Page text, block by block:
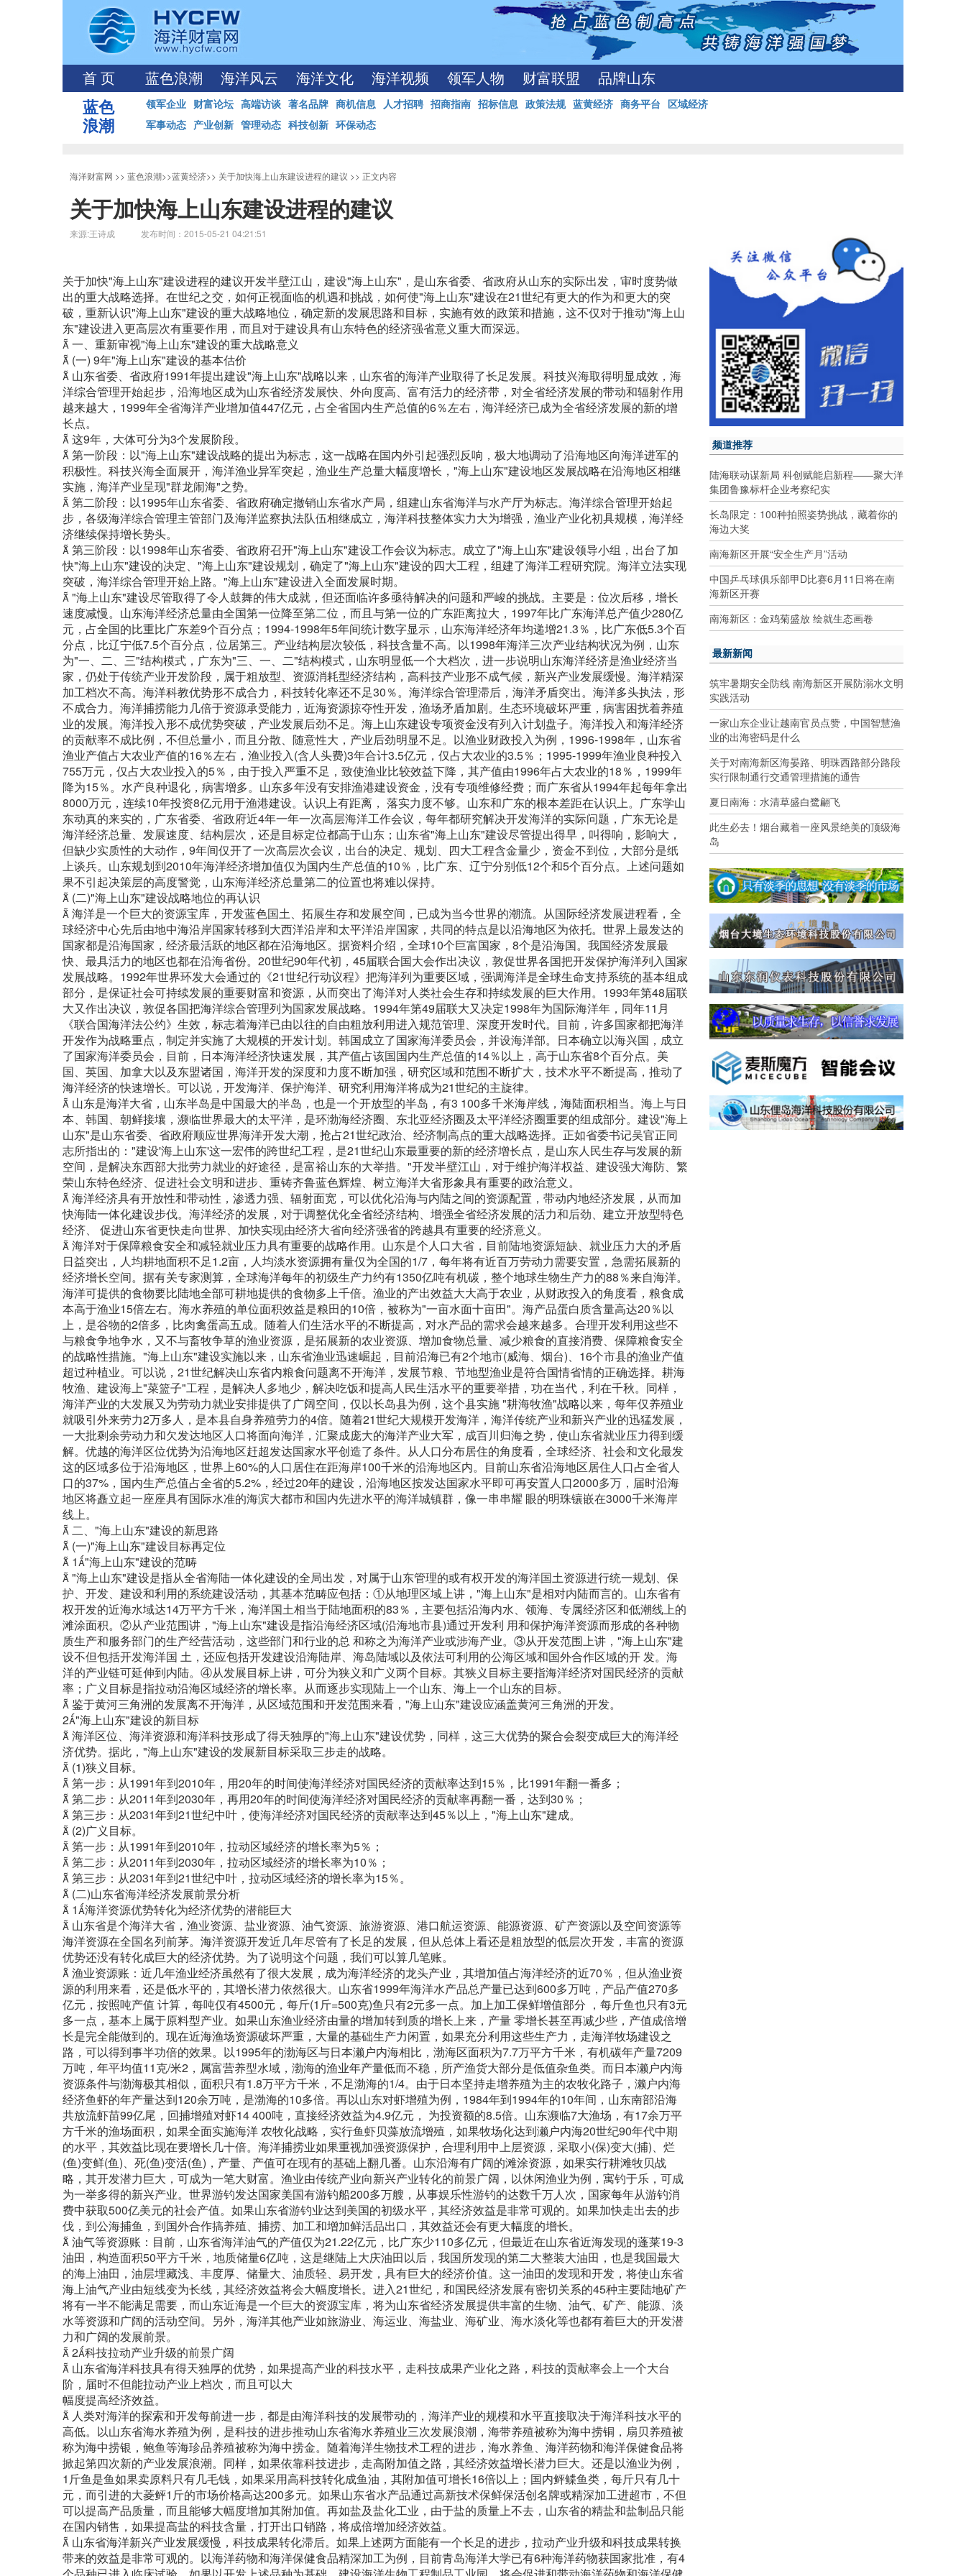
首 页 蓝色浪潮 海洋风云 海洋文化 海洋视频 领军人物 财富联盟 品牌山东
蓝色
浪潮
领军企业 财富论坛 高端访谈 著名品牌 商机信息 人才招聘 招商指南 招标信息 政策法规 蓝黄经济 商务平台 区域经济
军事动态 产业创新 管理动态 科技创新 环保动态
海洋财富网 >> 蓝色浪潮>>蓝黄经济>> 关于加快海上山东建设进程的建议 >> 正文内容
关于加快海上山东建设进程的建议
来源:王诗成 发布时间：2015-05-21 04:21:51
关于加快"海上山东"建设进程的建议开发半壁江山，建设"海上山东"，是山东省委、省政府从山东的实际出发，审时度势做
出的重大战略选择。在世纪之交，如何正视面临的机遇和挑战，如何使"海上山东"建设在21世纪有更大的作为和更大的突
破，重新认识"海上山东"建设的重大战略地位，确定新的发展思路和目标，实施有效的政策和措施，这不仅对于推动"海上山
东"建设进入更高层次有重要作用，而且对于建设具有山东特色的经济强省意义重大而深远。
 一、重新审视"海上山东"建设的重大战略意义
 (一) 9年"海上山东"建设的基本估价
 山东省委、省政府1991年提出建设"海上山东"战略以来，山东省的海洋产业取得了长足发展。科技兴海取得明显成效，海
洋综合管理开始起步，沿海地区成为山东省经济发展快、外向度高、富有活力的经济带，对全省经济发展的带动和辐射作用
越来越大，1999年全省海洋产业增加值447亿元，占全省国内生产总值的6％左右，海洋经济已成为全省经济发展的新的增
长点。
 这9年，大体可分为3个发展阶段。
 第一阶段：以"海上山东"建设战略的提出为标志，这一战略在国内外引起强烈反响，极大地调动了沿海地区向海洋进军的
积极性。科技兴海全面展开，海洋渔业异军突起，渔业生产总量大幅度增长，"海上山东"建设地区发展战略在沿海地区相继
实施，海洋产业呈现"群龙闹海"之势。
 第二阶段：以1995年山东省委、省政府确定撤销山东省水产局，组建山东省海洋与水产厅为标志。海洋综合管理开始起
步，各级海洋综合管理主管部门及海洋监察执法队伍相继成立，海洋科技整体实力大为增强，渔业产业化初具规模，海洋经
济继续保持增长势头。
 第三阶段：以1998年山东省委、省政府召开"海上山东"建设工作会议为标志。成立了"海上山东"建设领导小组，出台了加
快"海上山东"建设的决定、"海上山东"建设规划，确定了"海上山东"建设的四大工程，组建了海洋工程研究院。海洋立法实现
突破，海洋综合管理开始上路。"海上山东"建设进入全面发展时期。
 "海上山东"建设尽管取得了令人鼓舞的伟大成就，但还面临许多亟待解决的问题和严峻的挑战。主要是：位次后移，增长
速度减慢。山东海洋经济总量由全国第一位降至第二位，而且与第一位的广东距离拉大，1997年比广东海洋总产值少280亿
元，占全国的比重比广东差9个百分点；1994-1998年5年间统计数字显示，山东海洋经济年均递增21.3％，比广东低5.3个百
分点，比辽宁低7.5个百分点，位居第三。产业结构层次较低，科技含量不高。以1998年海洋三次产业结构状况为例，山东
为"一、二、三"结构模式，广东为"三、一、二"结构模式，山东明显低一个大档次，进一步说明山东海洋经济是渔业经济当
家，仍处于传统产业开发阶段，属于粗放型、资源消耗型经济结构，高科技产业形不成气候，新兴产业发展缓慢。海洋精深
加工档次不高。海洋科教优势形不成合力，科技转化率还不足30％。海洋综合管理滞后，海洋矛盾突出。海洋多头执法，形
不成合力。海洋捕捞能力几倍于资源承受能力，近海资源掠夺性开发，渔场矛盾加剧。生态环境破坏严重，病害困扰着养殖
业的发展。海洋投入形不成优势突破，产业发展后劲不足。海上山东建设专项资金没有列入计划盘子。海洋投入和海洋经济
的贡献率不成比例，不但总量小，而且分散、随意性大，产业后劲明显不足。以渔业财政投入为例，1996-1998年，山东省
渔业产值占大农业产值的16％左右，渔业投入(含人头费)3年合计3.5亿元，仅占大农业的3.5％；1995-1999年渔业良种投入
755万元，仅占大农业投入的5％，由于投入严重不足，致使渔业比较效益下降，其产值由1996年占大农业的18％，1999年
降为15％。水产良种退化，病害增多。山东多年没有安排渔港建设资金，没有专项维修经费；而广东省从1994年起每年拿出
8000万元，连续10年投资8亿元用于渔港建设。认识上有距离， 落实力度不够。山东和广东的根本差距在认识上。广东学山
东动真的来实的，广东省委、省政府近4年一年一次高层海洋工作会议，每年都研究解决开发海洋的实际问题，广东无论是
海洋经济总量、发展速度、结构层次，还是目标定位都高于山东；山东省"海上山东"建设尽管提出得早，叫得响，影响大，
但缺少实质性的大动作，9年间仅开了一次高层次会议，出台的决定、规划、四大工程含金量少，资金不到位，大部分是纸
上谈兵。山东规划到2010年海洋经济增加值仅为国内生产总值的10％，比广东、辽宁分别低12个和5个百分点。上述问题如
果不引起决策层的高度警觉，山东海洋经济总量第二的位置也将难以保持。
 (二)"海上山东"建设战略地位的再认识
 海洋是一个巨大的资源宝库，开发蓝色国土、拓展生存和发展空间，已成为当今世界的潮流。从国际经济发展进程看，全
球经济中心先后由地中海沿岸国家转移到大西洋沿岸和太平洋沿岸国家，共同的特点是以沿海地区为依托。世界上最发达的
国家都是沿海国家，经济最活跃的地区都在沿海地区。据资料介绍，全球10个巨富国家，8个是沿海国。我国经济发展最
快、最具活力的地区也都在沿海省份。20世纪90年代初，45届联合国大会作出决议，敦促世界各国把开发保护海洋列入国家
发展战略。1992年世界环发大会通过的《21世纪行动议程》把海洋列为重要区域，强调海洋是全球生命支持系统的基本组成
部分，是保证社会可持续发展的重要财富和资源，从而突出了海洋对人类社会生存和持续发展的巨大作用。1993年第48届联
大又作出决议，敦促各国把海洋综合管理列为国家发展战略。1994年第49届联大又决定1998年为国际海洋年，同年11月
《联合国海洋法公约》生效，标志着海洋已由以往的自由粗放利用进入规范管理、深度开发时代。目前，许多国家都把海洋
开发作为战略重点，制定并实施了大规模的开发计划。韩国成立了国家海洋委员会，并设海洋部。日本确立以海兴国，成立
了国家海洋委员会，目前，日本海洋经济快速发展，其产值占该国国内生产总值的14％以上，高于山东省8个百分点。美
国、英国、加拿大以及东盟诸国，海洋开发的深度和力度不断加强，研究区域和范围不断扩大，技术水平不断提高，推动了
海洋经济的快速增长。可以说，开发海洋、保护海洋、研究利用海洋将成为21世纪的主旋律。
 山东是海洋大省，山东半岛是中国最大的半岛，也是一个开放型的半岛，有3 100多千米海岸线，海陆面积相当。海上与日
本、韩国、朝鲜接壤，濒临世界最大的太平洋，是环渤海经济圈、东北亚经济圈及太平洋经济圈重要的组成部分。建设"海上
山东"是山东省委、省政府顺应世界海洋开发大潮，抢占21世纪政治、经济制高点的重大战略选择。正如省委书记吴官正同
志所指出的："建设'海上山东'这一宏伟的跨世纪工程，是21世纪山东最重要的新的经济增长点，是山东人民生存与发展的新
空间，是解决东西部大批劳力就业的好途径，是富裕山东的大举措。"开发半壁江山，对于维护海洋权益、建设强大海防、繁
荣山东特色经济、促进社会文明和进步、重铸齐鲁蓝色辉煌、树立海洋大省形象具有重要的政治意义。
 海洋经济具有开放性和带动性，渗透力强、辐射面宽，可以优化沿海与内陆之间的资源配置，带动内地经济发展，从而加
快海陆一体化建设步伐。海洋经济的发展，对于调整优化全省经济结构、增强全省经济发展的活力和后劲、建立开放型特色
经济、 促进山东省更快走向世界、加快实现由经济大省向经济强省的跨越具有重要的经济意义。
 海洋对于保障粮食安全和减轻就业压力具有重要的战略作用。山东是个人口大省，目前陆地资源短缺、就业压力大的矛盾
日益突出，人均耕地面积不足1.2亩，人均淡水资源拥有量仅为全国的1/7，每年将有近百万劳动力需要安置，急需拓展新的
经济增长空间。据有关专家测算，全球海洋每年的初级生产力约有1350亿吨有机碳，整个地球生物生产力的88％来自海洋。
海洋可提供的食物要比陆地全部可耕地提供的食物多上千倍。渔业的产出效益大大高于农业，从财政投入的角度看，粮食成
本高于渔业15倍左右。海水养殖的单位面积效益是粮田的10倍，被称为"一亩水面十亩田"。海产品蛋白质含量高达20％以
上，是谷物的2倍多，比肉禽蛋高五成。随着人们生活水平的不断提高，对水产品的需求会越来越多。合理开发利用这些不
与粮食争地争水，又不与畜牧争草的渔业资源，是拓展新的农业资源、增加食物总量、减少粮食的直接消费、保障粮食安全
的战略性措施。"海上山东"建设实施以来，山东省渔业迅速崛起，目前沿海已有2个地市(威海、烟台)、16个市县的渔业产值
超过种植业。可以说，21世纪解决山东省内粮食问题离不开海洋，发展节粮、节地型渔业是符合国情省情的正确选择。耕海
牧渔、建设海上"菜篮子"工程，是解决人多地少，解决吃饭和提高人民生活水平的重要举措，功在当代，利在千秋。同样，
海洋产业的大发展又为劳动力就业安排提供了广阔空间，仅以长岛县为例，这个县实施 "耕海牧渔"战略以来，每年仅养殖业
就吸引外来劳力2万多人，是本县自身养殖劳力的4倍。随着21世纪大规模开发海洋，海洋传统产业和新兴产业的迅猛发展，
一大批剩余劳动力和欠发达地区人口将面向海洋，汇聚成庞大的海洋产业大军，成百川归海之势，使山东省就业压力得到缓
解。优越的海洋区位优势为沿海地区赶超发达国家水平创造了条件。从人口分布居住的角度看，全球经济、社会和文化最发
这的区域多位于沿海地区，世界上60%的人口居住在距海岸100千米的沿海地区内。目前山东省沿海地区居住人口占全省人
口的37%，国内生产总值占全省的5.2%，经过20年的建设，沿海地区按发达国家水平即可再安置人口2000多万，届时沿海
地区将矗立起一座座具有国际水准的海滨大都市和国内先进水平的海洋城镇群，像一串串耀 眼的明珠镶嵌在3000千米海岸
线上。
 二、"海上山东"建设的新思路
 (一)"海上山东"建设目标再定位
 1"海上山东"建设的范畴
 "海上山东"建设是指从全省海陆一体化建设的全局出发，对属于山东管理的或有权开发的海洋国土资源进行统一规划、保
护、开发、建设和利用的系统建设活动，其基本范畴应包括：①从地理区域上讲，"海上山东"是相对内陆而言的。山东省有
权开发的近海水域达14万平方千米，海洋国土相当于陆地面积的83％，主要包括沿海内水、领海、专属经济区和低潮线上的
滩涂面积。②从产业范围讲，"海上山东"建设是指沿海经济区域(沿海地市县)通过开发利 用和保护海洋资源而形成的各种物
质生产和服务部门的生产经营活动，这些部门和行业的总 和称之为海洋产业或涉海产业。③从开发范围上讲，"海上山东"建
设不但包括开发海洋国 土，还应包括开发建设沿海陆岸、海岛陆域以及依法可利用的公海区域和国外合作区域的开 发。海
洋的产业链可延伸到内陆。④从发展目标上讲，可分为狭义和广义两个目标。其狭义目标主要指海洋经济对国民经济的贡献
率；广义目标是指拉动沿海区域经济的增长率。从而逐步实现陆上一个山东、海上一个山东的目标。
 鉴于黄河三角洲的发展离不开海洋，从区域范围和开发范围来看，"海上山东"建设应涵盖黄河三角洲的开发。
2"海上山东"建设的新目标
 海洋区位、海洋资源和海洋科技形成了得天独厚的"海上山东"建设优势，同样，这三大优势的聚合会裂变成巨大的海洋经
济优势。据此，"海上山东"建设的发展新目标采取三步走的战略。
 (1)狭义目标。
 第一步：从1991年到2010年，用20年的时间使海洋经济对国民经济的贡献率达到15％，比1991年翻一番多；
 第二步：从2011年到2030年，再用20年的时间使海洋经济对国民经济的贡献率再翻一番，达到30％；
 第三步：从2031年到21世纪中叶，使海洋经济对国民经济的贡献率达到45％以上，"海上山东"建成。
 (2)广义目标。
 第一步：从1991年到2010年，拉动区域经济的增长率为5％；
 第二步：从2011年到2030年，拉动区域经济的增长率为10％；
 第三步：从2031年到21世纪中叶，拉动区域经济的增长率为15％。
 (二)山东省海洋经济发展前景分析
 1海洋资源优势转化为经济优势的潜能巨大
 山东省是个海洋大省，渔业资源、盐业资源、油气资源、旅游资源、港口航运资源、能源资源、矿产资源以及空间资源等
海洋资源在全国名列前茅。海洋资源开发近几年尽管有了长足的发展，但从总体上看还是粗放型的低层次开发，丰富的资源
优势还没有转化成巨大的经济优势。为了说明这个问题，我们可以算几笔账。
 渔业资源账：近几年渔业经济虽然有了很大发展，成为海洋经济的龙头产业，其增加值占海洋经济的近70％，但从渔业资
源的利用来看，还是低水平的，其增长潜力依然很大。山东省1999年海洋水产品总产量已达到600多万吨，产品产值270多
亿元，按照吨产值 计算，每吨仅有4500元，每斤(1斤=500克)鱼只有2元多一点。加上加工保鲜增值部分 ，每斤鱼也只有3元
多一点，基本上属于原料型产业。如果山东渔业经济由量的增加转到质的增长上来，产量 零增长甚至再减少些，产值成倍增
长是完全能做到的。现在近海渔场资源破坏严重，大量的基础生产力闲置，如果充分利用这些生产力，走海洋牧场建设之
路，可以得到事半功倍的效果。以1995年的渤海区与日本濑户内海相比，渤海区面积为7.7万平方千米，有机碳年产量7209
万吨，年平均值11克/米2，属富营养型水域，渤海的渔业年产量低而不稳，所产渔货大部分是低值杂鱼类。而日本濑户内海
资源条件与渤海极其相似，面积只有1.8万平方千米，不足渤海的1/4。由于日本坚持走增养殖为主的农牧化路子，濑户内海
经济鱼虾的年产量达到120余万吨，是渤海的10多倍。再以山东对虾增殖为例，1984年到1994年的10年间，山东南部沿海
共放流虾苗99亿尾，回捕增殖对虾14 400吨，直接经济效益为4.9亿元， 为投资额的8.5倍。山东濒临7大渔场，有17余万平
方千米的渔场面积，如果全面实施海洋 农牧化战略，实行鱼虾贝藻放流增殖，如果牧场化达到濑户内海20世纪90年代中期
的水平，其效益比现在要增长几十倍。海洋捕捞业如果重视加强资源保护，合理利用中上层资源，采取小(保)变大(捕)、烂
(鱼)变鲜(鱼)、死(鱼)变活(鱼)，产量、产值可在现有的基础上翻几番。山东沿海有广阔的滩涂资源，如果实行耕滩牧贝战
略，其开发潜力巨大，可成为一笔大财富。渔业由传统产业向新兴产业转化的前景广阔，以休闲渔业为例，寓钓于乐，可成
为一举多得的新兴产业。世界游钓发达国家美国有游钓船200多万艘，从事娱乐性游钓的达数千万人次，国家每年从游钓消
费中获取500亿美元的社会产值。如果山东省游钓业达到美国的初级水平，其经济效益是非常可观的。如果加快走出去的步
伐，到公海捕鱼，到国外合作搞养殖、捕捞、加工和增加鲜活品出口，其效益还会有更大幅度的增长。
 油气等资源账：目前，山东省海洋油气的产值仅为21.22亿元，比广东少110多亿元，但最近在山东省近海发现的蓬莱19-3
油田，构造面积50平方千米，地质储量6亿吨，这是继陆上大庆油田以后，我国所发现的第二大整装大油田，也是我国最大
的海上油田，油层埋藏浅、丰度厚、储量大、油质轻、易开发，具有巨大的经济价值。这一油田的发现和开发，将使山东省
海上油气产业由短线变为长线，其经济效益将会大幅度增长。进入21世纪，和国民经济发展有密切关系的45种主要陆地矿产
将有一半不能满足需要，而山东近海是一个巨大的资源宝库，将为山东省经济发展提供丰富的生物、油气、矿产、能源、淡
水等资源和广阔的活动空间。另外，海洋其他产业如旅游业、海运业、海盐业、海矿业、海水淡化等也都有着巨大的开发潜
力和广阔的发展前景。
 2科技拉动产业升级的前景广阔
 山东省海洋科技具有得天独厚的优势，如果提高产业的科技水平，走科技成果产业化之路，科技的贡献率会上一个大台
阶，届时不但能拉动产业上档次，而且可以大
幅度提高经济效益。
 人类对海洋的探索和开发每前进一步，都是由海洋科技的发展带动的，海洋产业的规模和水平直接取决于海洋科技水平的
高低。以山东省海水养殖为例，是科技的进步推动山东省海水养殖业三次发展浪潮，海带养殖被称为海中捞铜，扇贝养殖被
称为海中捞银，鲍鱼等海珍品养殖被称为海中捞金。随着海洋生物技术工程的进步，海水养鱼、海洋药物和海洋保健食品将
掀起第四次新的产业发展浪潮。同样，如果依靠科技进步，走高附加值之路，其经济效益增长潜力巨大。还是以渔业为例，
1斤鱼是鱼如果卖原料只有几毛钱，如果采用高科技转化成鱼油，其附加值可增长16倍以上；国内鲆鲽鱼类，每斤只有几十
元，而引进的大菱鲆1斤的市场价格高达200多元。如果山东省水产品通过高新技术保鲜保活创名牌或精深加工进超市，不但
可以提高产品质量，而且能够大幅度增加其附加值。再如盐及盐化工业，由于盐的质量上不去，山东省的精盐和盐制品只能
在国内销售，如果提高盐的科技含量，打开出口销路，将成倍增加经济效益。
 山东省海洋新兴产业发展缓慢，科技成果转化滞后。如果上述两方面能有一个长足的进步，拉动产业升级和科技成果转换
带来的效益是非常可观的。以海洋药物和海洋保健食品精深加工为例，目前青岛海洋大学已有6种海洋药物获国家批准，有4
频道推荐
陆海联动谋新局 科创赋能启新程——聚大洋
集团鲁豫标杆企业考察纪实
长岛限定：100种拍照姿势挑战，藏着你的
海边大奖
南海新区开展“安全生产月”活动
中国乒乓球俱乐部甲D比赛6月11日将在南
海新区开赛
南海新区：金鸡菊盛放 绘就生态画卷
最新新闻
筑牢暑期安全防线 南海新区开展防溺水文明
实践活动
一家山东企业让越南官员点赞，中国智慧渔
业的出海密码是什么
关于对南海新区海晏路、明珠西路部分路段
实行限制通行交通管理措施的通告
夏日南海：水清草盛白鹭翩飞
此生必去！烟台藏着一座风景绝美的顶级海
岛